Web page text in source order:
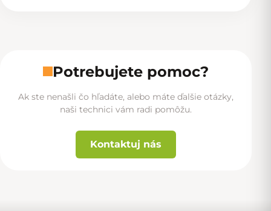
Potrebujete pomoc?
Ak ste nenašli čo hľadáte, alebo máte ďalšie otázky,
naši technici vám radi pomôžu.
Kontaktuj nás